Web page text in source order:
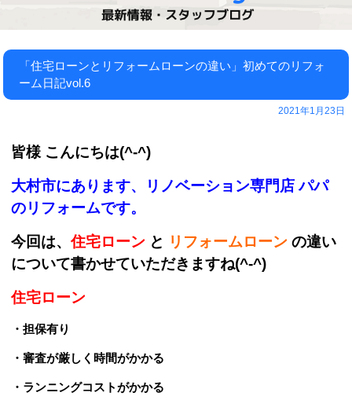
「住宅ローンとリフォームローンの違い」初めてのリフォ
ーム日記vol.6
2021年1月23日
皆様 こんにちは(^-^)
大村市にあります、リノベーション専門店 パパ
のリフォームです。
今回は、住宅ローン と リフォームローン の違い
について書かせていただきますね(^-^)
住宅ローン
・担保有り
・審査が厳しく時間がかかる
・ランニングコストがかかる